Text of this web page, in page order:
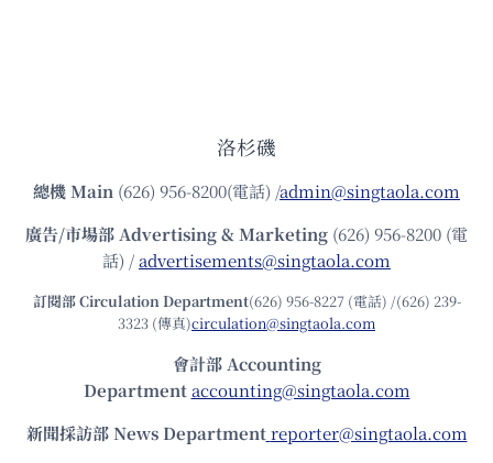
洛杉磯
總機Main (626) 956-8200(電話) /admin@singtaola.com
廣告/市場部Advertising & Marketing (626) 956-8200 (電
話) /advertisements@singtaola.com
訂閱部 Circulation Department(626) 956-8227 (電話) /(626) 239-
3323 (傳真)circulation@singtaola.com
會計部 Accounting
Department accounting@singtaola.com
新聞採訪部 News Department reporter@singtaola.com